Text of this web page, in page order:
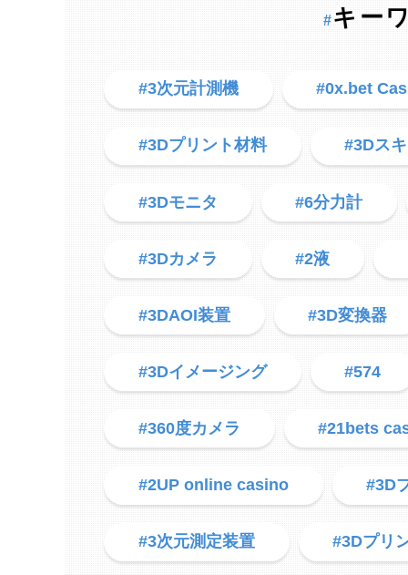
#キー
#3次元計測機 #0x.bet
#3Dプリント材料 #3Dス
#3Dモニタ #6分力計
#3Dカメラ #2液
#3DAOI装置 #3D変換器
#3Dイメージング #574
#360度カメラ #21bets
#2UP online casino #3D
#3次元測定装置 #3Dプリ